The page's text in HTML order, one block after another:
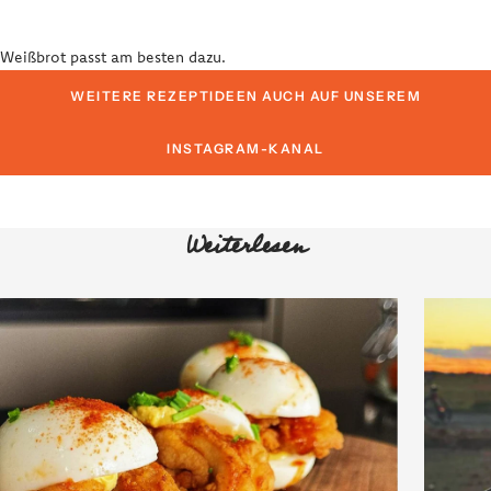
Weißbrot passt am besten dazu.
WEITERE REZEPTIDEEN AUCH AUF UNSEREM
INSTAGRAM-KANAL
Weiterlesen